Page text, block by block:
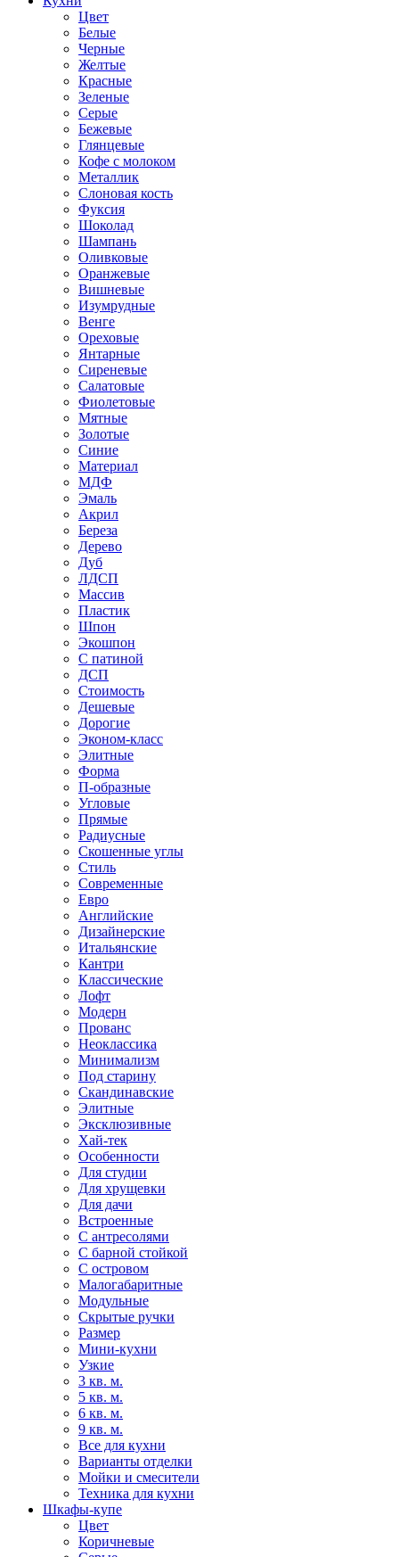
Цвет
Белые
Черные
Желтые
Красные
Зеленые
Серые
Бежевые
Глянцевые
Кофе с молоком
Металлик
Слоновая кость
Фуксия
Шоколад
Шампань
Оливковые
Оранжевые
Вишневые
Изумрудные
Венге
Ореховые
Янтарные
Сиреневые
Салатовые
Фиолетовые
Мятные
Золотые
Синие
Материал
МДФ
Эмаль
Акрил
Береза
Дерево
Дуб
ЛДСП
Массив
Пластик
Шпон
Экошпон
С патиной
ДСП
Стоимость
Дешевые
Дорогие
Эконом-класс
Элитные
Форма
П-образные
Угловые
Прямые
Радиусные
Скошенные углы
Стиль
Современные
Евро
Английские
Дизайнерские
Итальянские
Кантри
Классические
Лофт
Модерн
Прованс
Неоклассика
Минимализм
Под старину
Скандинавские
Элитные
Эксклюзивные
Хай-тек
Особенности
Для студии
Для хрущевки
Для дачи
Встроенные
С антресолями
С барной стойкой
С островом
Малогабаритные
Модульные
Скрытые ручки
Размер
Мини-кухни
Узкие
3 кв. м.
5 кв. м.
6 кв. м.
9 кв. м.
Все для кухни
Варианты отделки
Мойки и смесители
Техника для кухни
Шкафы-купе
Цвет
Коричневые